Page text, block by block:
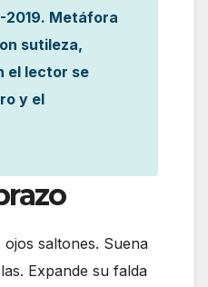
2019. Metáfora
sutileza,
el lector se
y el
saltones. Suena
Expande su falda